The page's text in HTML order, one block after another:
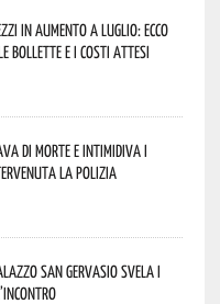
in aumento a luglio: ecco
bollette e i costi attesi
di morte e intimidiva i
la Polizia
San Gervasio svela i